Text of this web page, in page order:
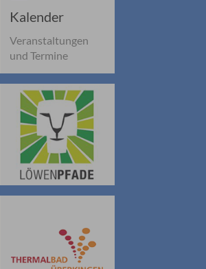
Kalender
Veranstaltungen
und Termine